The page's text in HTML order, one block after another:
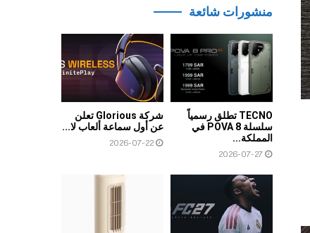
منشورات شائعة
TECNO تطلق رسمياً
سلسلة POVA 8 في
المملكة...
2026-07-27
شركة Glorious تعلن
عن أول سماعة ألعاب لا...
2026-07-22